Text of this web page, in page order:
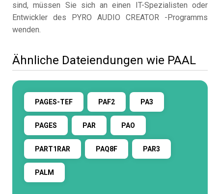
sind, müssen Sie sich an einen IT-Spezialisten oder
Entwickler des PYRO AUDIO CREATOR -Programms
wenden.
Ähnliche Dateiendungen wie PAAL
PAGES-TEF PAF2 PA3
PAGES PAR PAO
PART1RAR PAQ8F PAR3
PALM